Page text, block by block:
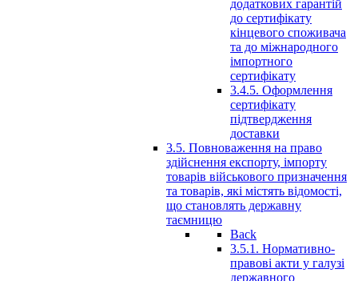
додаткових гарантій
до сертифікату
кінцевого споживача
та до міжнародного
імпортного
сертифікату
3.4.5. Оформлення
сертифікату
підтвердження
доставки
3.5. Повноваження на право
здійснення експорту, імпорту
товарів військового призначення
та товарів, які містять відомості,
що становлять державну
таємницю
Back
3.5.1. Нормативно-
правові акти у галузі
державного